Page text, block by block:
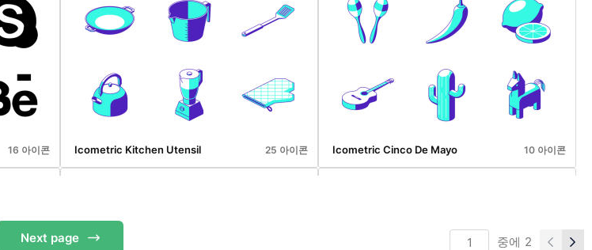
16 아이콘 Arrow Player Linec 36 아이콘 Christmas Linec 16 아이콘
16 아이콘 Icometric Kitchen Utensil 25 아이콘 Icometric Cinco De Mayo 10 아이콘
Next page 중에 2